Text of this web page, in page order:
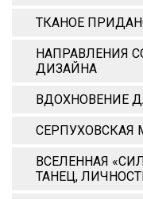
ТКАНОЕ
НАПРАВЛЕНИЯ
ДИЗАЙНА
ВДОХНОВЕНИЕ
СЕРПУХОВСКАЯ
ВСЕЛЕННАЯ
ТАНЕЦ,